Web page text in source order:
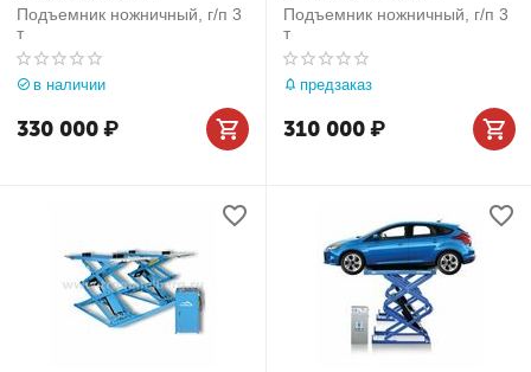
Подъемник ножничный, г/п 3
т
в наличии
330 000₽
Подъемник ножничный, г/п 3
т
предзаказ
310 000₽